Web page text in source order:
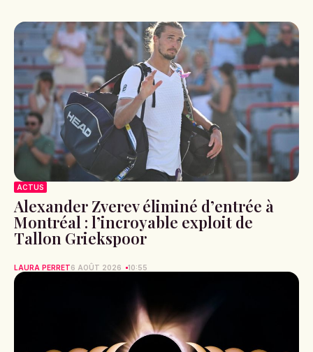
ACTUS
Alexander Zverev éliminé d’entrée à
Montréal : l’incroyable exploit de
Tallon Griekspoor
LAURA PERRET6 AOÛT 2026 10:55